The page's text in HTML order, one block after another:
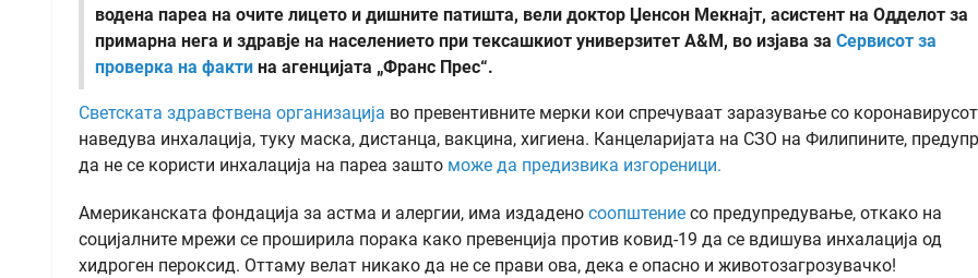
водена пареа на очите лицето и дишните патишта, вели доктор Џенсон Мекнајт, асистент на Одделот за
примарна нега и здравје на населението при тексашкиот универзитет A&M, во изјава за Сервисот за
проверка на факти на агенцијата „Франс Прес“.
Светската здравствена организација во превентивните мерки кои спречуваат заразување со
наведува инхалација, туку маска, дистанца, вакцина, хигиена. Канцеларијата на СЗО на Филипините,
да не се користи инхалација на пареа зашто може да предизвика изгореници.
Американската фондација за астма и алергии, има издадено соопштение со предупредување, откако на
социјалните мрежи се проширила порака како превенција против ковид-19 да се вдишува инхалација од
хидроген пероксид. Оттаму велат никако да не се прави ова, дека е опасно и животозагрозувачко!